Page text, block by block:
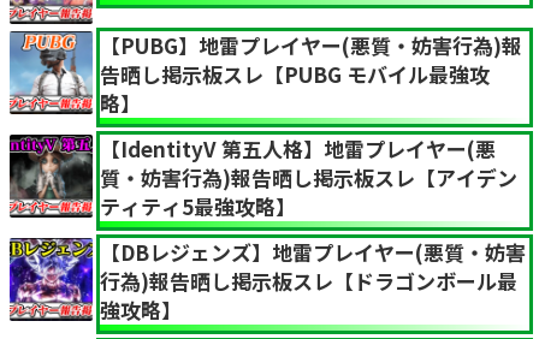
【PUBG】地雷プレイヤー(悪質・妨害行為)報
告晒し掲示板スレ【PUBG モバイル最強攻
略】
【IdentityV 第五人格】地雷プレイヤー(悪
質・妨害行為)報告晒し掲示板スレ【アイデン
ティティ5最強攻略】
【DBレジェンズ】地雷プレイヤー(悪質・妨害
行為)報告晒し掲示板スレ【ドラゴンボール最
強攻略】